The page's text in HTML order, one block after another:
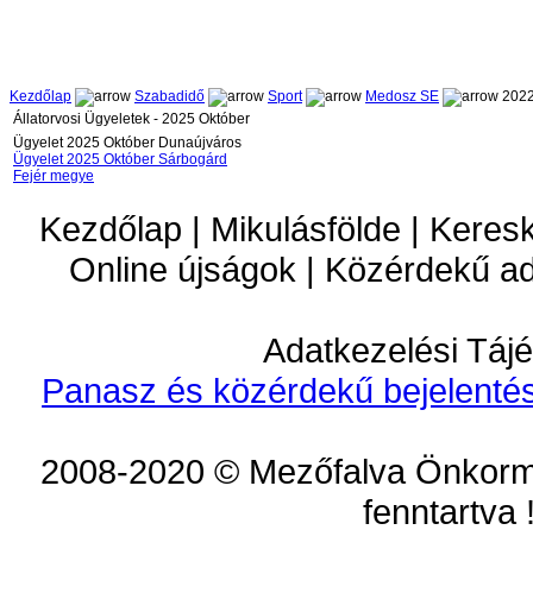
Kezdőlap Szabadidő Sport Medosz SE
Állatorvosi Ügyeletek - 2025 Október
Ügyelet 2025 Október Dunaújváros
Ügyelet 2025 Október Sárbogárd
Fejér megye
Kezdőlap | Mikulásfölde |
Online újságok | Közérdekű
Adatkezelési
Panasz és közérdekű
2008-2020 © Mezőfalva
fenntartva